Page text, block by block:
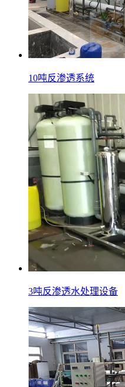
10吨反渗透系统
3吨反渗透水处理设备